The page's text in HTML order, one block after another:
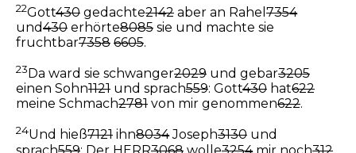
22Gott430 gedachte2142 aber an Rahel 7354
und430 erhörte8085 sie und machte sie
fruchtbar7358 6605.
23 Da ward sie schwanger2029 und gebar3205
einen Sohn1121 und sprach559: Gott430 hat622
meine Schmach2781 von mir genommen622.
24Und hieß7121 ihn8034Joseph3130 und
sprach559: Der HERR3068 wolle3254mir noch312